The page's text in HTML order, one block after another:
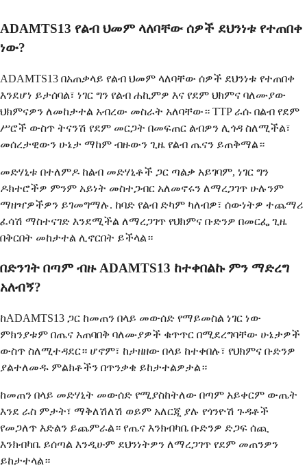
ADAMTS13 የልብ ህመም ላለባቸው ሰዎች ደህንነቱ የተጠበቀ
ነው?
ADAMTS13 በአጠቃላይ የልብ ህመም ላለባቸው ሰዎች ደህንነቱ የተጠበቀ
እንደሆነ ይታሰባል፣ ነገር ግን የልብ ሐኪምዎ እና የደም ህክምና ባለሙያው
ህክምናዎን ለመከታተል አብረው መስራት አለባቸው። TTP ራሱ በልብ የደም
ሥሮች ውስጥ ትናንሽ የደም መርጋት በመፍጠር ልብዎን ሊጎዳ ስለሚችል፣
መሰረታዊውን ሁኔታ ማከም ብዙውን ጊዜ የልብ ጤናን ይጠቅማል።
መድሃኒቱ በተለምዶ ከልብ መድሃኒቶች ጋር ጣልቃ አይገባም, ነገር ግን
ዶክተሮችዎ ምንም አይነት መስተጋብር አለመኖሩን ለማረጋገጥ ሁሉንም
ማዘዣዎችዎን ይገመግማሉ. ከባድ የልብ ድካም ካለብዎ፣ ሰውነትዎ ተጨማሪ
ፈሳሽ ማስተናገድ እንደሚችል ለማረጋገጥ የህክምና ቡድንዎ በመርፌ ጊዜ
በቅርበት መከታተል ሊኖርበት ይችላል።
በድንገት በጣም ብዙ ADAMTS13 ከተቀበልኩ ምን ማድረግ
አለብኝ?
ከADAMTS13 ጋር ከመጠን በላይ መውሰድ የማይመስል ነገር ነው
ምክንያቱም በጤና አጠባበቅ ባለሙያዎች ቁጥጥር በሚደረግባቸው ሁኔታዎች
ውስጥ ስለሚተዳደር። ሆኖም፣ ከታዘዘው በላይ ከተቀበሉ፣ የህክምና ቡድንዎ
ያልተለመዱ ምልክቶችን በጥንቃቄ ይከታተልዎታል።
ከመጠን በላይ መድሃኒት መውሰድ የሚያስከትለው በጣም አይቀርም ውጤት
እንደ ራስ ምታት፣ ማቅለሽለሽ ወይም አለርጂ ያሉ የጎንዮሽ ጉዳቶች
የመጋለጥ እድልን ይጨምራል። የጤና እንክብካቤ ቡድንዎ ድጋፍ ሰጪ
እንክብካቤ ይሰጣል እንዲሁም ደህንነትዎን ለማረጋገጥ የደም መጠንዎን
ይከታተላል።